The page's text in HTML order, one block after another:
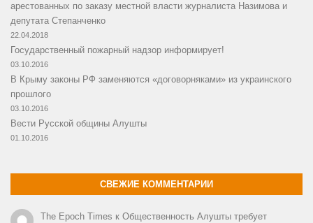
арестованных по заказу местной власти журналиста Назимова и
депутата Степанченко
22.04.2018
Государственный пожарный надзор информирует!
03.10.2016
В Крыму законы РФ заменяются «договорняками» из украинского
прошлого
03.10.2016
Вести Русской общины Алушты
01.10.2016
СВЕЖИЕ КОММЕНТАРИИ
The Epoch Times к Общественность Алушты требует